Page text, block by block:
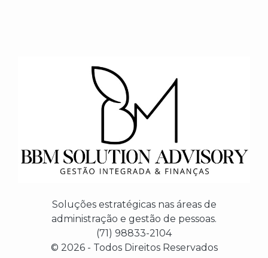
Soluções estratégicas nas áreas de
administração e gestão de pessoas.
(71) 98833-2104
© 2026 - Todos Direitos Reservados